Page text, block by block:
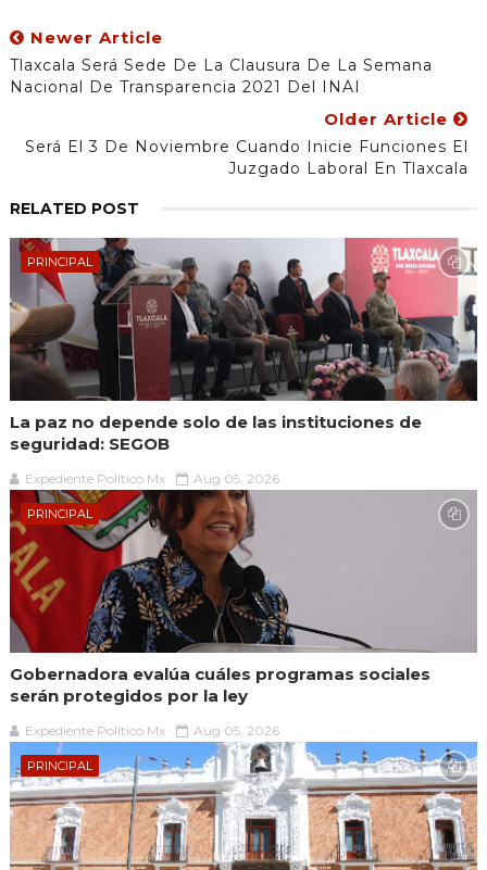
Newer Article
Tlaxcala Será Sede De La Clausura De La Semana
Nacional De Transparencia 2021 Del INAI
Older Article
Será El 3 De Noviembre Cuando Inicie Funciones El
Juzgado Laboral En Tlaxcala
RELATED POST
PRINCIPAL
La paz no depende solo de las instituciones de
seguridad: SEGOB
Expediente Político.Mx Aug 05, 2026
PRINCIPAL
Gobernadora evalúa cuáles programas sociales
serán protegidos por la ley
Expediente Político.Mx Aug 05, 2026
PRINCIPAL